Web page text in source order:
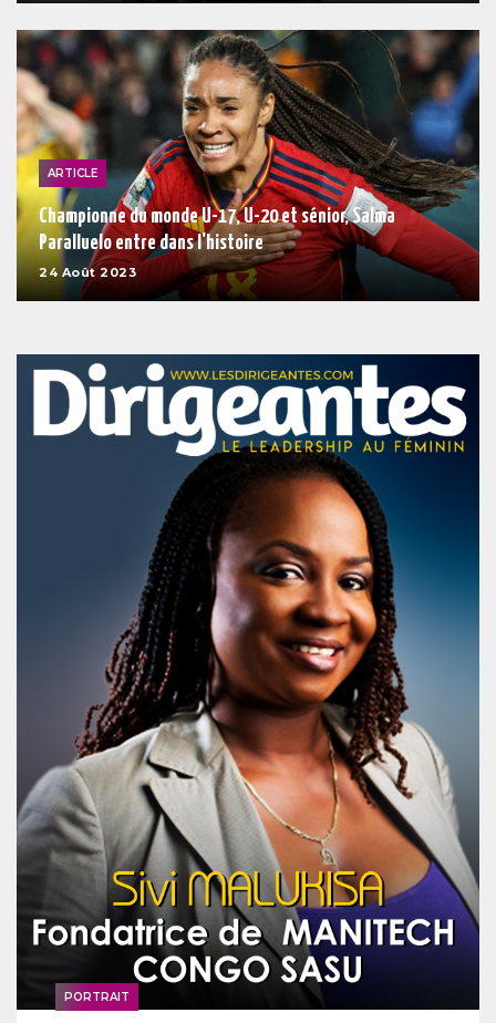
ARTICLE
Championne du monde U-17, U-20 et sénior, Salma
Paralluelo entre dans l'histoire
24 Août 2023
PORTRAIT